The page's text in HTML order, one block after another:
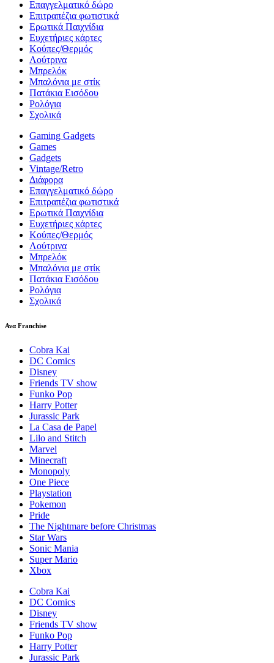
Επαγγελματικό δώρο
Επιτραπέζια φωτιστικά
Ερωτικά Παιχνίδια
Ευχετήριες κάρτες
Κούπες/Θερμός
Λούτρινα
Μπρελόκ
Μπαλόνια με στίκ
Πατάκια Εισόδου
Ρολόγια
Σχολικά
Gaming Gadgets
Games
Gadgets
Vintage/Retro
Διάφορα
Επαγγελματικό δώρο
Επιτραπέζια φωτιστικά
Ερωτικά Παιχνίδια
Ευχετήριες κάρτες
Κούπες/Θερμός
Λούτρινα
Μπρελόκ
Μπαλόνια με στίκ
Πατάκια Εισόδου
Ρολόγια
Σχολικά
Ανα Franchise
Cobra Kai
DC Comics
Disney
Friends TV show
Funko Pop
Harry Potter
Jurassic Park
La Casa de Papel
Lilo and Stitch
Marvel
Minecraft
Monopoly
One Piece
Playstation
Pokemon
Pride
The Nightmare before Christmas
Star Wars
Sonic Mania
Super Mario
Xbox
Cobra Kai
DC Comics
Disney
Friends TV show
Funko Pop
Harry Potter
Jurassic Park